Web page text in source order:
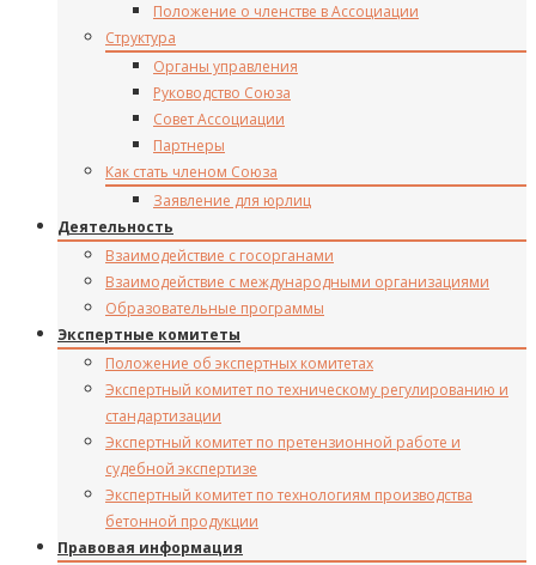
Положение о членстве в Ассоциации
Структура
Органы управления
Руководство Союза
Совет Ассоциации
Партнеры
Как стать членом Союза
Заявление для юрлиц
Деятельность
Взаимодействие с госорганами
Взаимодействие с международными организациями
Образовательные программы
Экспертные комитеты
Положение об экспертных комитетах
Экспертный комитет по техническому регулированию и
стандартизации
Экспертный комитет по претензионной работе и
судебной экспертизе
Экспертный комитет по технологиям производства
бетонной продукции
Правовая информация